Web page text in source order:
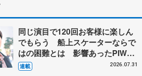
同じ演目で120回お客様に楽しん
でもらう 船上スケーターならで
はの困難とは 影響あったPIW前
キャプテン松永さんの存在
連載 2026.07.31